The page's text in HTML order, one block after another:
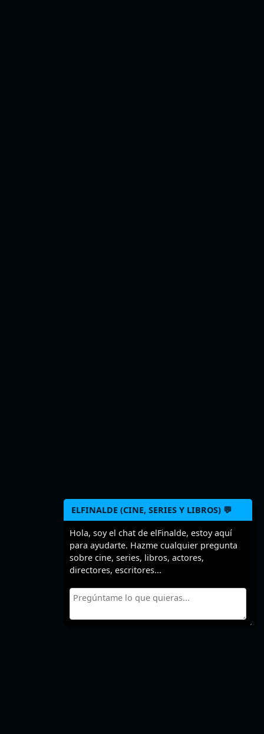
ELFINALDE (CINE, SERIES Y LIBROS) 💬
Hola, soy el chat de elFinalde, estoy aquí
para ayudarte. Hazme cualquier pregunta
sobre cine, series, libros, actores,
directores, escritores...